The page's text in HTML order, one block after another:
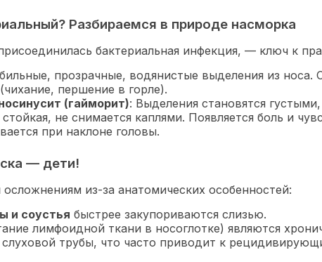
Разбираемся в природе насморка
бактериальная инфекция, — ключ к
прозрачные, водянистые выделения из
першение в горле).
(гайморит): Выделения становятся
не снимается каплями. Появляется боль и
при наклоне головы.
— дети!
из-за анатомических особенностей:
и соустья быстрее закупориваются слизью.
лимфоидной ткани в носоглотке) являются
трубы, что часто приводит к